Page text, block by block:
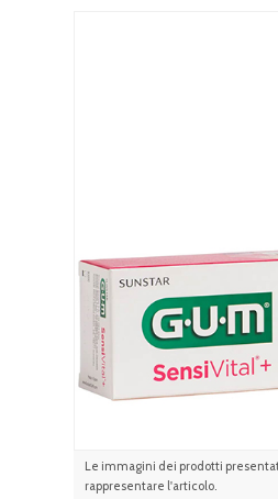
Le immagini dei prodotti
rappresentare l'articolo.